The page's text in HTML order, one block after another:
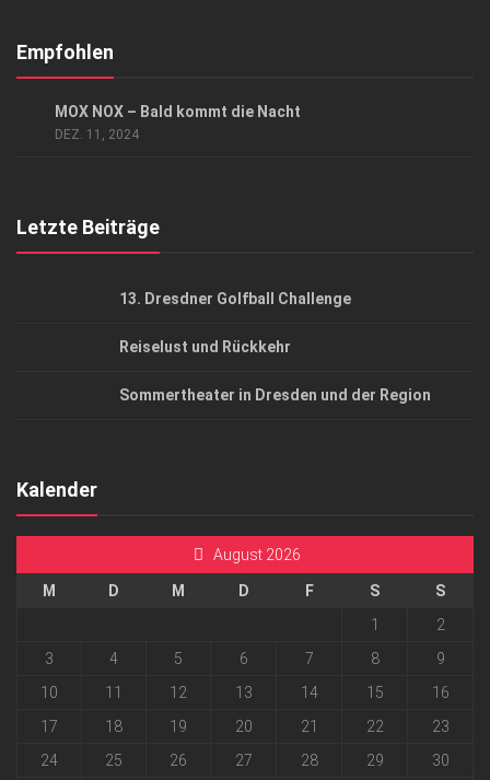
Kontakt, Impressum
Empfohlen
MOX NOX – Bald kommt die Nacht
DEZ. 11, 2024
Letzte Beiträge
13. Dresdner Golfball Challenge
Reiselust und Rückkehr
Sommertheater in Dresden und der Region
Kalender
August 2026
M D M D F S
S
1
2
3
4 5 6 7 8
9
10
11 12 13 14 15
16
17
18 19 20 21 22
23
24
25 26 27 28 29 30